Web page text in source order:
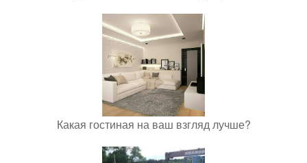
Какая гостиная на ваш взгляд лучше?